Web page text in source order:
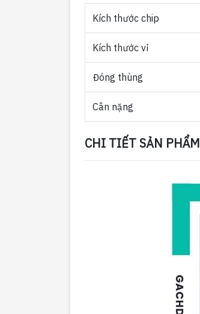
Kích thước chip
Kích thước vỉ
Đóng thùng
Cân nặng
CHI TIẾT SẢN PHẨM